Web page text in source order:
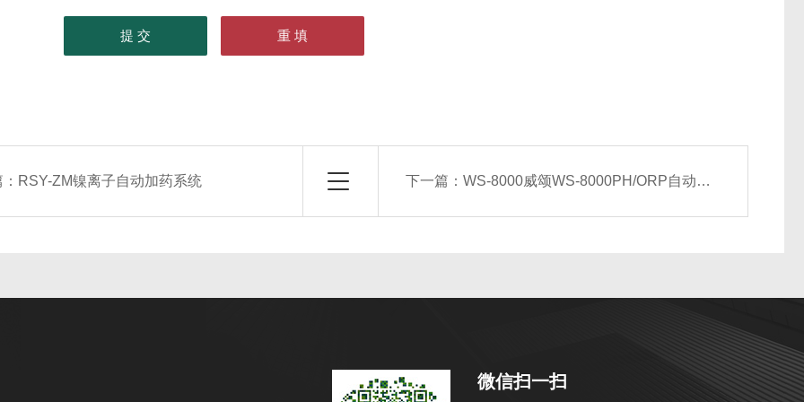
RSY-ZM镍离子自动加药系统 下一篇： WS-8000威颂WS-8000PH/ORP自动加药控制器
微信扫一扫